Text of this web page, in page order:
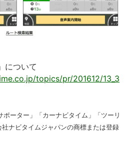
について
topics/pr/201612/13_3
ーター」「カーナビタイム」「ツーリ
ナビタイムジャパンの商標または登録